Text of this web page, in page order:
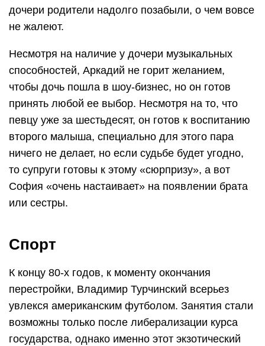
дочери родители надолго позабыли, о чем вовсе
не жалеют.
Несмотря на наличие у дочери музыкальных
способностей, Аркадий не горит желанием,
чтобы дочь пошла в шоу-бизнес, но он готов
принять любой ее выбор. Несмотря на то, что
певцу уже за шестьдесят, он готов к воспитанию
второго малыша, специально для этого пара
ничего не делает, но если судьбе будет угодно,
то супруги готовы к этому «сюрпризу», а вот
София «очень настаивает» на появлении брата
или сестры.
Спорт
К концу 80-х годов, к моменту окончания
перестройки, Владимир Турчинский всерьез
увлекся американским футболом. Занятия стали
возможны только после либерализации курса
государства, однако именно этот экзотический